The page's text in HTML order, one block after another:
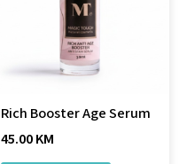
Rich Booster Age Serum
45.00KM